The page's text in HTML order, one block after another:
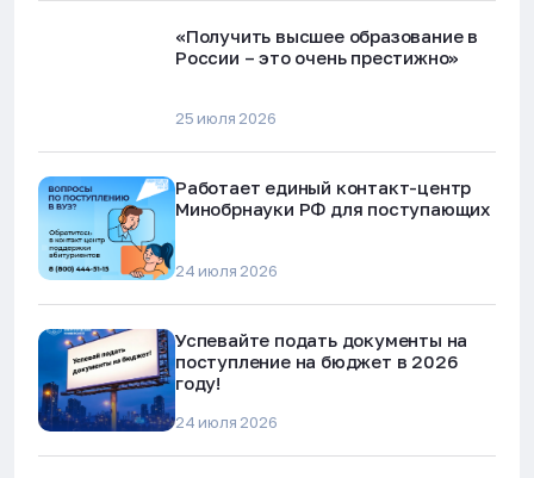
«Получить высшее образование в
России – это очень престижно»
25 июля 2026
Работает единый контакт-центр
Минобрнауки РФ для поступающих
24 июля 2026
Успевайте подать документы на
поступление на бюджет в 2026
году!
24 июля 2026